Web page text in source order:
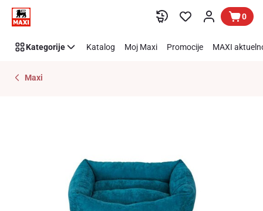
Preskoči link 0
Kategorije Katalog Moj Maxi Promocije MAXI
Maxi